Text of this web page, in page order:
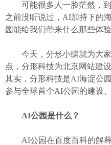
可能很多人一脸茫然，到
之前没听说过，AI加持下的
园能给我们带来什么那些体
今天，分形小编就为大家
点，分形科技为北京网站建
其实，分形科技是AI海淀公
参与全球首个AI公园的建设。
AI公园是什么？
AI公园在百度百科的解释